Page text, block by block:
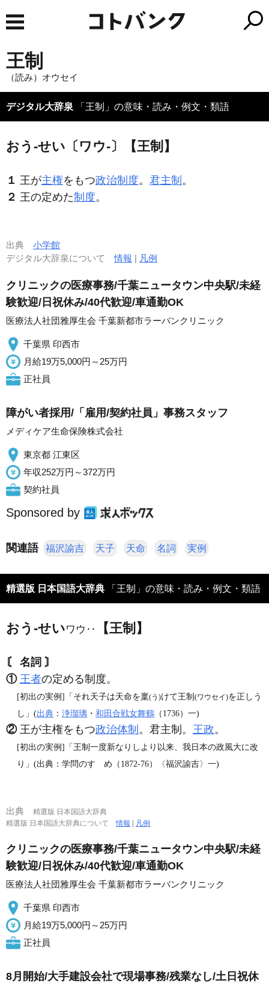
王制
（読み）オウセイ
デジタル大辞泉 「王制」の意味・読み・例文・類語
おう‐せい〔ワウ‐〕【王制】
１ 王が主権をもつ政治制度。 君主制 。
２ 王の定めた制度。
出典 小学館
デジタル大辞泉について情報 | 凡例
クリニックの医療事務/千葉ニュータウン中央駅/未経
験歓迎/日祝休み/40代歓迎/車通勤OK
医療法人社団雅厚生会 千葉新都市ラーバンクリニック
千葉県 印西市
月給19万5,000円～25万円
正社員
障がい者採用/「雇用/契約社員」事務スタッフ
メディケア生命保険株式会社
東京都 江東区
年収252万円～372万円
契約社員
Sponsored by
関連語 福沢諭吉 天子 天命 名詞 実例
精選版 日本国語大辞典 「王制」の意味・読み・例文・類語
おう‐せいワウ‥ 【王制】
〘 名詞 〙
① 王者の定める制度。
[初出の実例]「それ天子は天命を稟(う)けて王制(ワウセイ)を正しう
し」(出典 ： 浄瑠璃 ・ 和田合戦女舞鶴 （1736）一)
②王が主権をもつ政治体制 。君主制。 王政。
[初出の実例]「王制一度新なりしより以来、我日本の政風大に改
り」(出典：学問のすゝめ（1872‐76）〈福沢諭吉〉一)
出典
精選版 日本国語大辞典
精選版 日本国語大辞典について情報 | 凡例
クリニックの医療事務/千葉ニュータウン中央駅/未経
験歓迎/日祝休み/40代歓迎/車通勤OK
医療法人社団雅厚生会 千葉新都市ラーバンクリニック
千葉県 印西市
月給19万5,000円～25万円
正社員
8月開始/大手建設会社で現場事務/残業なし/土日祝休